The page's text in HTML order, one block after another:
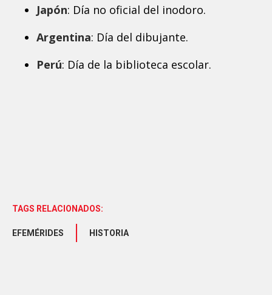
Japón: Día no oficial del inodoro.
Argentina: Día del dibujante.
Perú: Día de la biblioteca escolar.
TAGS RELACIONADOS:
EFEMÉRIDES HISTORIA